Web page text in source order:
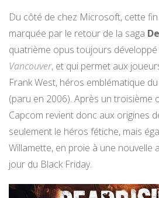
Du côté de chez Microsoft, cette fin
marquée par le retour de la saga
quatrième opus toujours
Vancouver, et qui permet aux
Frank West, héros emblématique
(paru en 2006). Après un troisième
Capcom revient donc aux origines
seulement le héros fétiche, mais
Willamette, en proie à une nouvelle
jour du Black Friday.